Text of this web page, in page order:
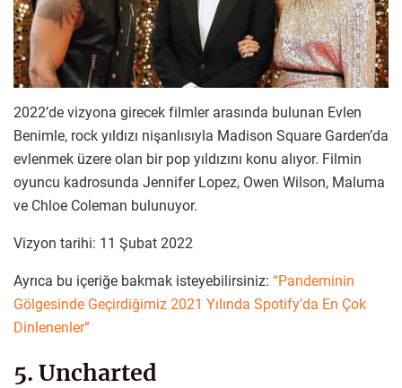
2022’de vizyona girecek filmler arasında bulunan Evlen
Benimle, rock yıldızı nişanlısıyla Madison Square Garden’da
evlenmek üzere olan bir pop yıldızını konu alıyor. Filmin
oyuncu kadrosunda Jennifer Lopez, Owen Wilson, Maluma
ve Chloe Coleman bulunuyor.
Vizyon tarihi: 11 Şubat 2022
Ayrıca bu içeriğe bakmak isteyebilirsiniz: “Pandeminin
Gölgesinde Geçirdiğimiz 2021 Yılında Spotify’da En Çok
Dinlenenler”
5. Uncharted